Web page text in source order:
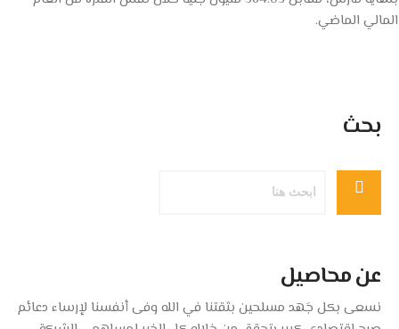
المالي الماضي.
بحث
عن محاصيل
نسعى بكل جَهد مسلحين بثقتنا في الله وفى أنفسنا لإرساء دعائم